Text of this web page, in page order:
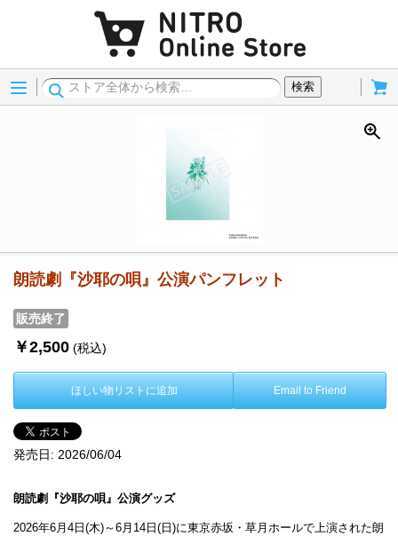
Menu
検索
朗読劇『沙耶の唄』公演パンフレット
販売終了
￥2,500 (税込)
ほしい物リストに追加 Email to Friend
発売日: 2026/06/04
朗読劇『沙耶の唄』公演グッズ
2026年6月4日(木)～6月14日(日)に東京赤坂・草月ホールで上演された朗